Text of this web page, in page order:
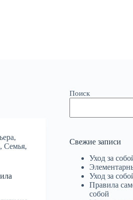
,
,Семья,
Поиск
Свежие записи
Уход за
Уход за
Правила
собой